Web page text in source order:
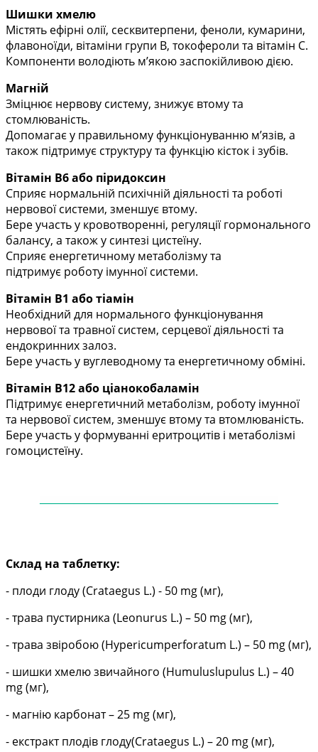
Шишки хмелю
Містять ефірні олії, сесквитерпени, феноли, кумарини,
флавоноїди, вітаміни групи В, токофероли та вітамін С.
Компоненти володіють м’якою заспокійливою дією.
Магній
Зміцнює нервову систему, знижує втому та
стомлюваність.
Допомагає у правильному функціонуванню м’язів, а
також підтримує структуру та функцію кісток і зубів.
Вітамін В6або піридоксин
Сприяє нормальній психічній діяльності та роботі
нервової системи, зменшує втому.
Бере участь у кровотворенні, регуляції гормонального
балансу, а також у синтезі цистеїну.
Сприяє енергетичному метаболізмута
підтримує роботу імунної системи.
Вітамін В1 аботіамін
Необхідний для нормального функціонування
нервової та травної систем, серцевої діяльності та
ендокринних залоз.
Бере участь у вуглеводному та енергетичному обміні.
Вітамін В12або ціанокобаламін
Підтримує енергетичний метаболізм, роботу імунної
та нервової систем, зменшує втомута втомлюваність.
Бере участь у формуванні еритроцитів і метаболізмі
гомоцистеїну.
—————————————————————
Склад на таблетку:
- плоди глоду (Crataegus L.) - 50 mg (мг),
- трава пустирника (Leonurus L.) – 50 mg (мг),
- трава звіробою (Hypericumperforatum L.) – 50 mg (мг),
- шишки хмелю звичайного (Humuluslupulus L.) – 40
mg (мг),
- магнію карбонат – 25 mg (мг),
- екстракт плодів глоду(Crataegus L.) – 20 mg (мг),